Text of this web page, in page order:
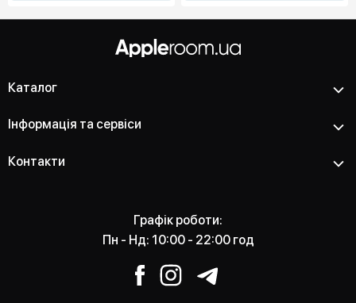
Каталог
Інформація та сервіси
Контакти
Графік роботи:
Пн - Нд: 10:00 - 22:00 год